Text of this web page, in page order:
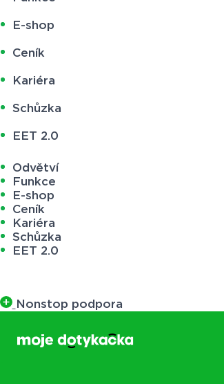
E-shop
Ceník
Kariéra
Schůzka
EET 2.0
Odvětví
Funkce
E-shop
Ceník
Kariéra
Schůzka
EET 2.0
Nonstop podpora